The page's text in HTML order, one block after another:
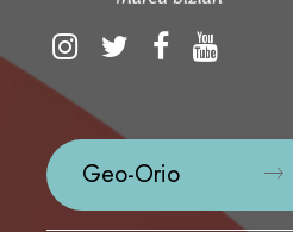
Geo-Orio